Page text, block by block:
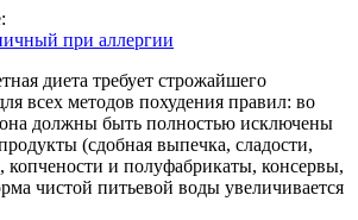
при аллергии
диета требует строжайшего
всех методов похудения правил: во
должны быть полностью исключены
(сдобная выпечка, сладости,
и полуфабрикаты, консервы,
чистой питьевой воды увеличивается